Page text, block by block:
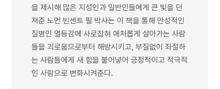
을 제시해 많은 지성인과 일반인들에게 큰 빛을 던
져준 노먼 빈센트 필 박사는 이 책을 통해 만성적인
질병인 열등감에 사로잡혀 애처롭게 살아가는 사람
들을 괴로움으로부터 해방시키고, 부질없이 좌절하
는 사람들에게 새 힘을 불어넣어 긍정적이고 적극적
인 사람으로 변화시켜준다.